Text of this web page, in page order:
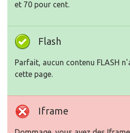
et 70 pour cent.
Flash
Parfait, aucun contenu FLASH
cette page.
Iframe